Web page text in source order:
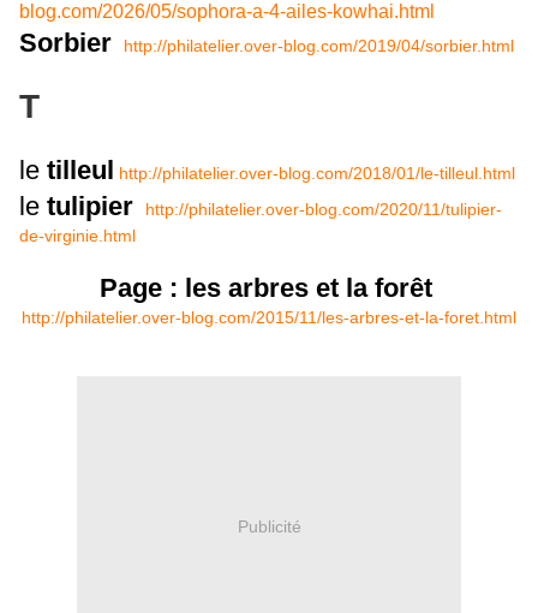
blog.com/2026/05/sophora-a-4-ailes-kowhai.html
Sorbier http://philatelier.over-blog.com/2019/04/sorbier.html
T
le tilleul http://philatelier.over-blog.com/2018/01/le-tilleul.html
le tulipier
http://philatelier.over-blog.com/2020/11/tulipier-
de-virginie.html
Page : les arbres et la forêt
http://philatelier.over-blog.com/2015/11/les-arbres-et-la-foret.html
Publicité